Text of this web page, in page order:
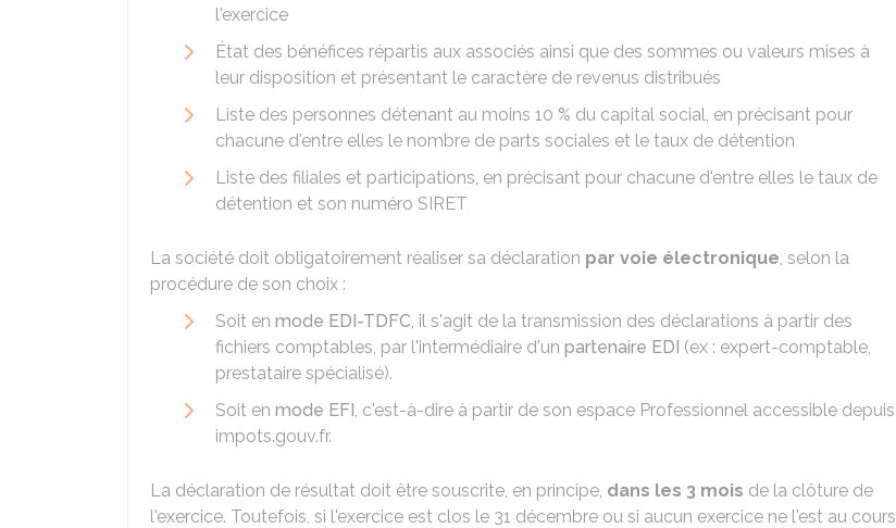
l'exercice
État des bénéfices répartis aux associés ainsi que des sommes ou valeurs mises à
leur disposition et présentant le caractère de revenus distribués
Liste des personnes détenant au moins 10 % du capital social, en précisant pour
chacune d'entre elles le nombre de parts sociales et le taux de détention
Liste des filiales et participations, en précisant pour chacune d'entre elles le taux de
détention et son numéro SIRET
La société doit obligatoirement réaliser sa déclaration par voie électronique, selon la
procédure de son choix :
Soit en mode EDI-TDFC, il s'agit de la transmission des déclarations à partir des
fichiers comptables, par l'intermédiaire d'un partenaire EDI (ex : expert-comptable,
prestataire spécialisé).
Soit en mode EFI, c'est-à-dire à partir de son espace Professionnel accessible depuis
impots.gouv.fr.
La déclaration de résultat doit être souscrite, en principe, dans les 3 mois de la clôture de
l'exercice. Toutefois, si l'exercice est clos le 31 décembre ou si aucun exercice ne l'est au cours